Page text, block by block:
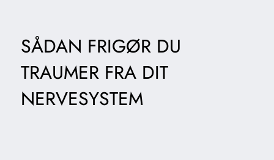
SÅDAN FRIGØR DU
TRAUMER FRA DIT
NERVESYSTEM